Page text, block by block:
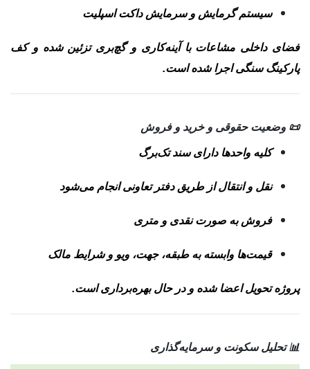
سیستم گرمایش و سرمایش داکت اسپلیت
فضای داخلی مشاعات با آینه‌کاری و گچ‌بری تزئین شده و کف
پارکینگ سنگی اجرا شده است.
📜 وضعیت حقوقی و خرید و فروش
کلیه واحدها دارای سند تک‌برگ
نقل و انتقال از طریق دفتر تعاونی انجام می‌شود
فروش به صورت نقدی و متری
قیمت‌ها وابسته به طبقه، جهت، ویو و شرایط مالک
پروژه تحویل اعضا شده و در حال بهره‌برداری است.
📊 تحلیل سکونت و سرمایه‌گذاری